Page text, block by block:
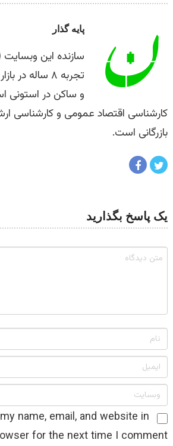
پایه گذار
سازنده این وبسایت
تجربه ۸ ساله
و ساکن در استونی
کارشناسی اقتصاد عمومی و کارشناسی
بازرگانی است.
یک پاسخ بگذارید
name, email, and website in
for the next time I comment.